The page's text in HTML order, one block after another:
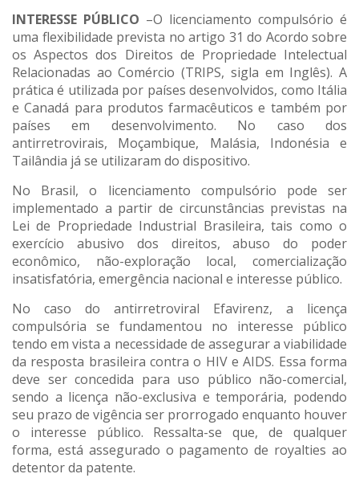
INTERESSE PÚBLICO –O licenciamento compulsório é
uma flexibilidade prevista no artigo 31 do Acordo sobre
os Aspectos dos Direitos de Propriedade Intelectual
Relacionadas ao Comércio (TRIPS, sigla em Inglês). A
prática é utilizada por países desenvolvidos, como Itália
e Canadá para produtos farmacêuticos e também por
países em desenvolvimento. No caso dos
antirretrovirais, Moçambique, Malásia, Indonésia e
Tailândia já se utilizaram do dispositivo.
No Brasil, o licenciamento compulsório pode ser
implementado a partir de circunstâncias previstas na
Lei de Propriedade Industrial Brasileira, tais como o
exercício abusivo dos direitos, abuso do poder
econômico, não-exploração local, comercialização
insatisfatória, emergência nacional e interesse público.
No caso do antirretroviral Efavirenz, a licença
compulsória se fundamentou no interesse público
tendo em vista a necessidade de assegurar a viabilidade
da resposta brasileira contra o HIV e AIDS. Essa forma
deve ser concedida para uso público não-comercial,
sendo a licença não-exclusiva e temporária, podendo
seu prazo de vigência ser prorrogado enquanto houver
o interesse público. Ressalta-se que, de qualquer
forma, está assegurado o pagamento de royalties ao
detentor da patente.